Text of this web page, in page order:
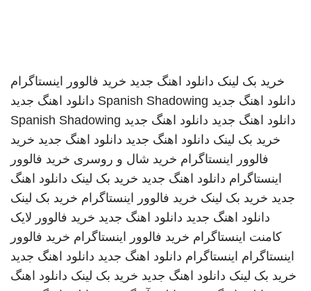
خرید بک لینک دانلود اهنگ جدید خرید فالوور اینستاگرام
دانلود اهنگ جدید Spanish Shadowing دانلود اهنگ جدید
دانلود اهنگ جدید دانلود اهنگ جدید Spanish Shadowing
خرید بک لینک دانلود اهنگ جدید دانلود اهنگ جدید خرید
فالوور اینستاگرام خرید شال و روسری خرید فالوور
اینستاگرام دانلود اهنگ جدید خرید بک لینک دانلود اهنگ
جدید خرید بک لینک خرید فالوور اینستاگرام خرید بک لینک
دانلود اهنگ جدید دانلود اهنگ جدید خرید فالوور لایک
کامنت اینستاگرام خرید فالوور اینستاگرام خرید فالوور
اینستاگرام اینستاگرام دانلود اهنگ جدید دانلود اهنگ جدید
خرید بک لینک دانلود اهنگ جدید خرید بک لینک دانلود اهنگ